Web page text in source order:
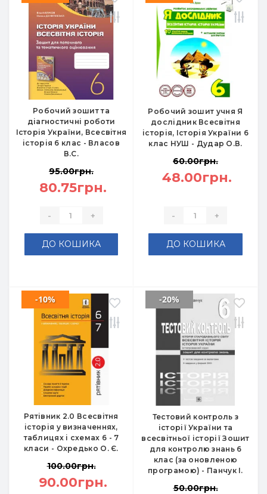
Робочий зошит та
діагностичні роботи
Історія України, Всесвітня
історія 6 клас - Власов
В.С.
95.00грн.
80.75грн.
- +
ДО КОШИКА
Робочий зошит учня Я
дослідник Всесвітня
історія, Історія України 6
клас НУШ - Дудар О.В.
60.00грн.
48.00грн.
- +
ДО КОШИКА
Рятівник 2.0 Всесвітня
історія у визначеннях,
таблицях і схемах 6 - 7
класи - Охредько О. Є.
-10%
100.00грн.
90.00грн.
Тестовий контроль з
історії України та
всесвітньої історії Зошит
для контролю знань 6
клас (за оновленою
програмою) - Панчук І.
-20%
50.00грн.